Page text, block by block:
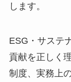
します。
ESG・サステ
貢献を正しく
制度、実務上